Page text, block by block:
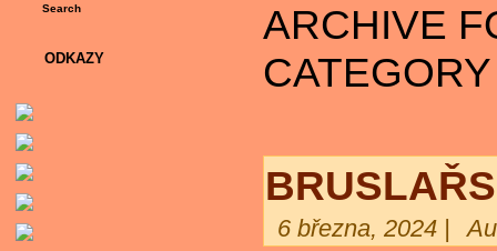
ODKAZY
ARCHIVE
CATEGORY
6 března, 2024 |